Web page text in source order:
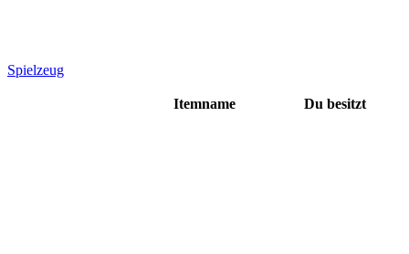
Spielzeug
Itemname Du besitzt